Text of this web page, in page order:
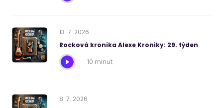
13. 7. 2026
Rocková kronika Alexe Kroniky: 29. týden
10 minut
8. 7. 2026